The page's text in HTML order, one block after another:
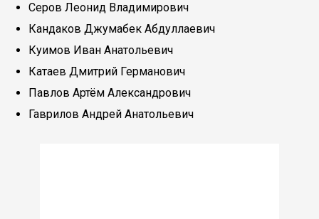
Серов Леонид Владимирович
Кандаков Джумабек Абдуллаевич
Куимов Иван Анатольевич
Катаев Дмитрий Германович
Павлов Артём Александрович
Гаврилов Андрей Анатольевич